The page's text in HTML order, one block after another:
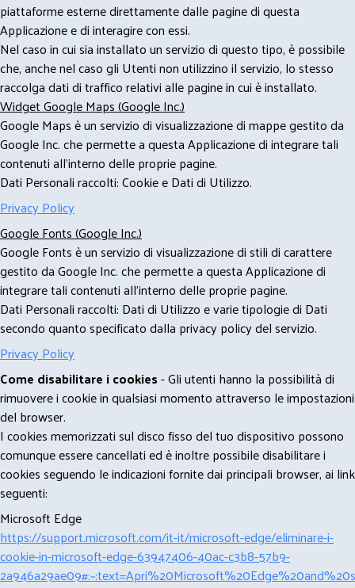
piattaforme esterne direttamente dalle pagine di questa
Applicazione e di interagire con essi.
Nel caso in cui sia installato un servizio di questo tipo, è possibile
che, anche nel caso gli Utenti non utilizzino il servizio, lo stesso
raccolga dati di traffico relativi alle pagine in cui è installato.
Widget Google Maps (Google Inc.)
Google Maps è un servizio di visualizzazione di mappe gestito da
Google Inc. che permette a questa Applicazione di integrare tali
contenuti all'interno delle proprie pagine.
Dati Personali raccolti: Cookie e Dati di Utilizzo.
Privacy Policy
Google Fonts (Google Inc.)
Google Fonts è un servizio di visualizzazione di stili di carattere
gestito da Google Inc. che permette a questa Applicazione di
integrare tali contenuti all'interno delle proprie pagine.
Dati Personali raccolti: Dati di Utilizzo e varie tipologie di Dati
secondo quanto specificato dalla privacy policy del servizio.
Privacy Policy
Come disabilitare i cookies- Gli utenti hanno la possibilità di
rimuovere i cookie in qualsiasi momento attraverso le impostazioni
del browser.
I cookies memorizzati sul disco fisso del tuo dispositivo possono
comunque essere cancellati ed è inoltre possibile disabilitare i
cookies seguendo le indicazioni fornite dai principali browser, ai link
seguenti:
Microsoft Edge
https://support.microsoft.com/it-it/microsoft-edge/eliminare-i-
cookie-in-microsoft-edge-63947406-40ac-c3b8-57b9-